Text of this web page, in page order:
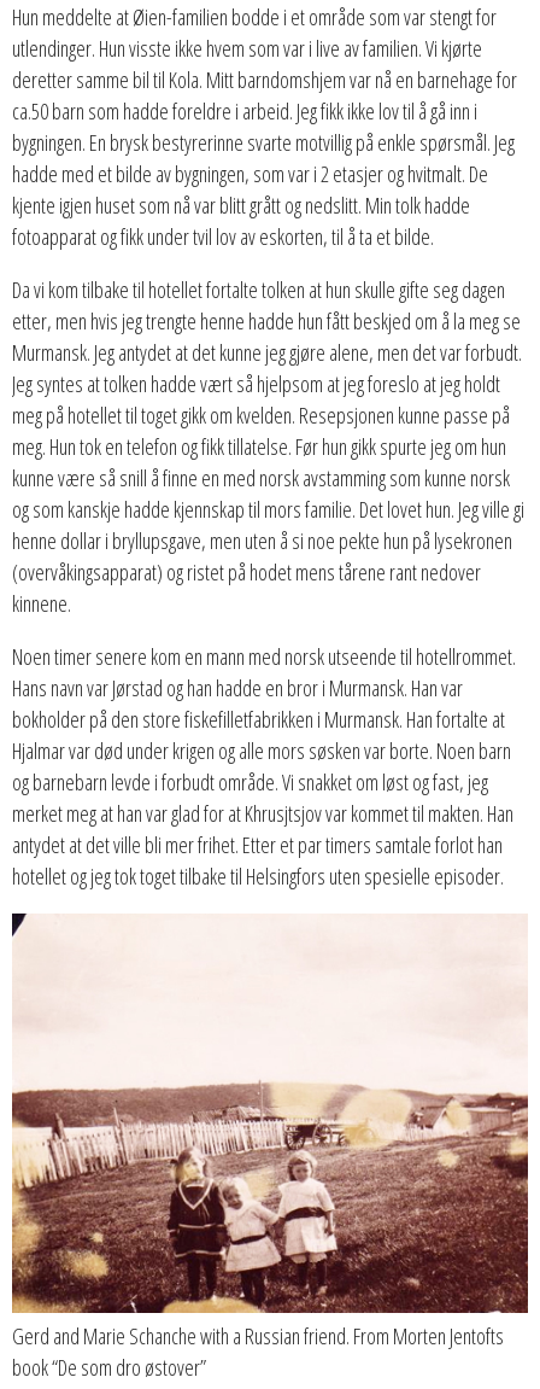
Hun meddelte at Øien-familien bodde i et område som var stengt for
utlendinger. Hun visste ikke hvem som var i live av familien. Vi kjørte
deretter samme bil til Kola. Mitt barndomshjem var nå en barnehage for
ca.50 barn som hadde foreldre i arbeid. Jeg fikk ikke lov til å gå inn i
bygningen. En brysk bestyrerinne svarte motvillig på enkle spørsmål. Jeg
hadde med et bilde av bygningen, som var i 2 etasjer og hvitmalt. De
kjente igjen huset som nå var blitt grått og nedslitt. Min tolk hadde
fotoapparat og fikk under tvil lov av eskorten, til å ta et bilde.
Da vi kom tilbake til hotellet fortalte tolken at hun skulle gifte seg dagen
etter, men hvis jeg trengte henne hadde hun fått beskjed om å la meg se
Murmansk. Jeg antydet at det kunne jeg gjøre alene, men det var forbudt.
Jeg syntes at tolken hadde vært så hjelpsom at jeg foreslo at jeg holdt
meg på hotellet til toget gikk om kvelden. Resepsjonen kunne passe på
meg. Hun tok en telefon og fikk tillatelse. Før hun gikk spurte jeg om hun
kunne være så snill å finne en med norsk avstamming som kunne norsk
og som kanskje hadde kjennskap til mors familie. Det lovet hun. Jeg ville gi
henne dollar i bryllupsgave, men uten å si noe pekte hun på lysekronen
(overvåkingsapparat) og ristet på hodet mens tårene rant nedover
kinnene.
Noen timer senere kom en mann med norsk utseende til hotellrommet.
Hans navn var Jørstad og han hadde en bror i Murmansk. Han var
bokholder på den store fiskefilletfabrikken i Murmansk. Han fortalte at
Hjalmar var død under krigen og alle mors søsken var borte. Noen barn
og barnebarn levde i forbudt område. Vi snakket om løst og fast, jeg
merket meg at han var glad for at Khrusjtsjov var kommet til makten. Han
antydet at det ville bli mer frihet. Etter et par timers samtale forlot han
hotellet og jeg tok toget tilbake til Helsingfors uten spesielle episoder.
Gerd and Marie Schanche with a Russian friend. From Morten Jentofts
book “De som dro østover”